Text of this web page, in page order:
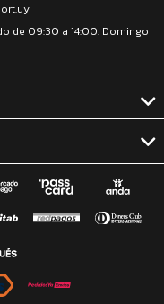
de 09:30 a 14:00. Domingo